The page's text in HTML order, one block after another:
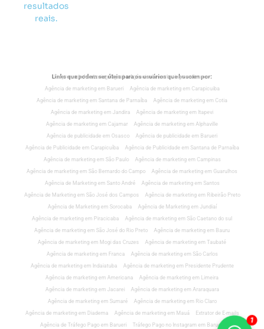
1
resultados
reais.
Links que podem ser úteis para os usuários que buscam por:
Empresa de Marketing Digital
Agência de marketing em Osasco
Agência de marketing em Barueri
Agência de marketing em Carapicuiba
Agência de marketing em Santana de Parnaíba
Agência de marketing em Cotia
Agência de marketing em Jandira
Agência de marketing em Itapevi
Agência de marketing em Cajamar
Agência de marketing em Alphaville
Agência de publicidade em Osasco
Agência de publicidade em Barueri
Agência de Publicidade em Carapicuíba
Agência de Publicidade em Santana de Parnaíba
Agência de marketing em São Paulo
Agência de marketing em Campinas
Agência de marketing em São Bernardo do Campo
Agência de marketing em Guarulhos
Agência de Marketing em Santo André
Agência de marketing em Santos
Agência de Marketing em São José dos Campos
Agência de marketing em Ribeirão Preto
Agência de Marketing em Sorocaba
Agência de Marketing em Jundiaí
Agência de marketing em Piracicaba
Agência de marketing em São Caetano do sul
Agência de marketing em São José do Rio Preto
Agência de marketing em Bauru
Agência de marketing em Mogi das Cruzes
Agência de marketing em Taubaté
Agência de marketing em Franca
Agência de marketing em São Carlos
Agência de marketing em Indaiatuba
Agência de marketing em Presidente Prudente
Agência de marketing em Americana
Agência de marketing em Limeira
Agência de marketing em Jacarei
Agência de marketing em Araraquara
Agência de marketing em Sumaré
Agência de marketing em Rio Claro
Agência de marketing em Diadema
Agência de marketing em Mauá
Extrator de E-mails
Agência de Tráfego Pago em Barueri
Tráfego Pago no Instagram em Barueri